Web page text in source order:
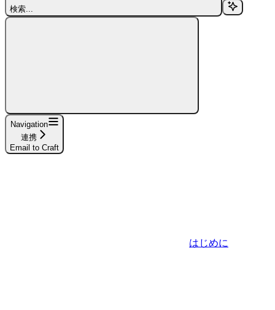
検索...
Navigation
連携
Email to Craft
はじめに